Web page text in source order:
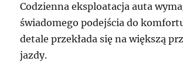
Codzienna eksploatacja auta
świadomego podejścia do
detale przekłada się na większą
jazdy.